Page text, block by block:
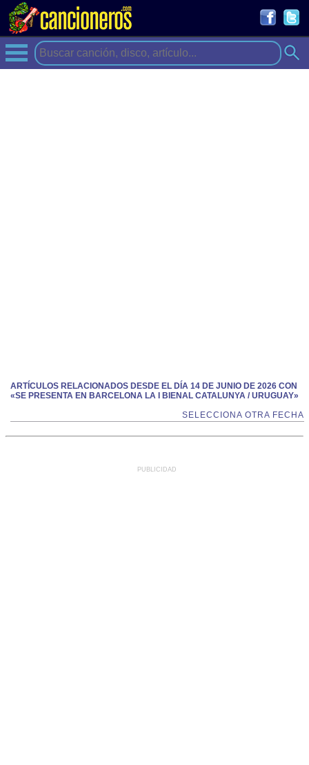
ARTÍCULOS RELACIONADOS DESDE EL DÍA 14 DE JUNIO DE 2026 CON
«SE PRESENTA EN BARCELONA LA I BIENAL CATALUNYA / URUGUAY»
SELECCIONA OTRA FECHA
PUBLICIDAD